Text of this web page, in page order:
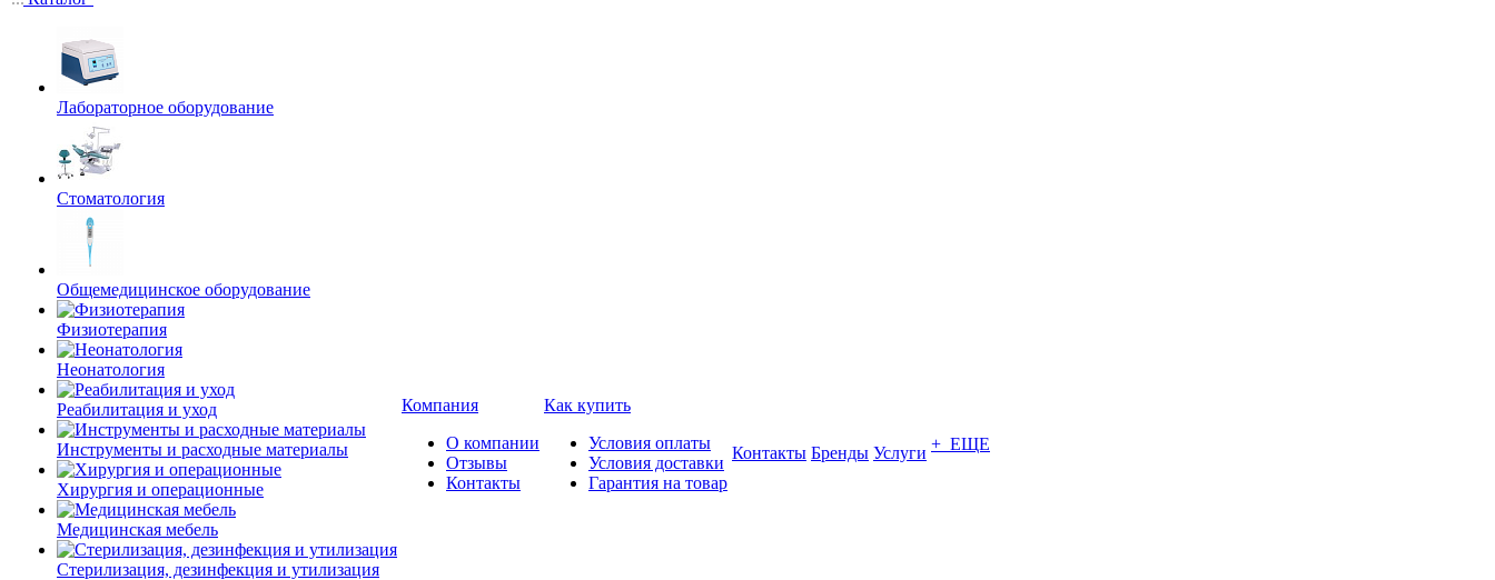
Лабораторное оборудование
Стоматология
Общемедицинское оборудование
Физиотерапия
Неонатология
Реабилитация и уход
Инструменты и расходные материалы
Хирургия и операционные
Медицинская мебель
Стерилизация, дезинфекция и утилизация
Компания
О компании
Отзывы
Контакты
Как купить
Условия оплаты
Условия доставки
Гарантия на товар
Контакты Бренды Услуги + ЕЩЕ